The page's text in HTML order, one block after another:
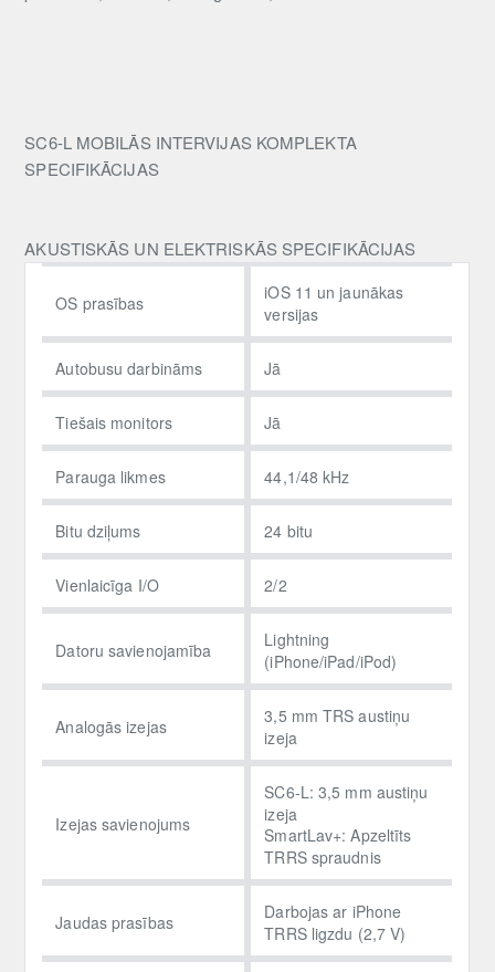
SC6-L MOBILĀS INTERVIJAS KOMPLEKTA
SPECIFIKĀCIJAS
AKUSTISKĀS UN ELEKTRISKĀS SPECIFIKĀCIJAS
OS prasības
iOS 11 un jaunākas
versijas
Autobusu darbināms Jā
Tiešais monitors Jā
Parauga likmes 44,1/48 kHz
Bitu dziļums 24 bitu
Vienlaicīga I/O 2/2
Datoru savienojamība
Lightning
(iPhone/iPad/iPod)
Analogās izejas
3,5 mm TRS austiņu
izeja
Izejas savienojums
SC6-L: 3,5 mm austiņu
izeja
SmartLav+: Apzeltīts
TRRS spraudnis
Jaudas prasības
Darbojas ar iPhone
TRRS ligzdu (2,7 V)